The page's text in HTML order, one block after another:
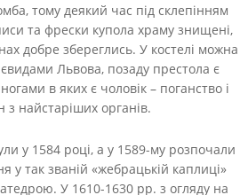
тому деякий час під склепінням
та фрески купола храму знищені,
добре збереглись. У костелі можна
Львова, позаду престола є
в яких є чоловік – поганство і
з найстаріших органів.
у 1584 році, а у 1589-му розпочали
у так званій «жебрацькій каплиці»
У 1610-1630 рр. з огляду на